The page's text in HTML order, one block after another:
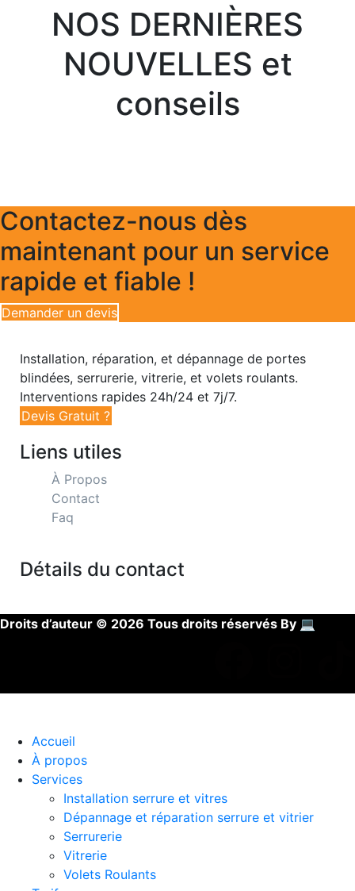
NOS DERNIÈRES
NOUVELLES et
conseils
Contactez-nous dès
maintenant pour un service
rapide et fiable !
Demander un devis
Installation, réparation, et dépannage de portes
blindées, serrurerie, vitrerie, et volets roulants.
Interventions rapides 24h/24 et 7j/7.
Devis Gratuit ?
Liens utiles
À Propos
Contact
Faq
Détails du contact
Droits d’auteur © 2026 Tous droits réservés By 💻
Accueil
À propos
Services
Installation serrure et vitres
Dépannage et réparation serrure et vitrier
Serrurerie
Vitrerie
Volets Roulants